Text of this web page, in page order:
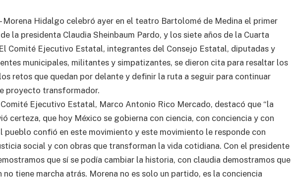
Morena Hidalgo celebró ayer en el teatro Bartolomé de Medina el primer
la presidenta Claudia Sheinbaum Pardo, y los siete años de la Cuarta
Comité Ejecutivo Estatal, integrantes del Consejo Estatal, diputadas y
municipales, militantes y simpatizantes, se dieron cita para resaltar los
retos que quedan por delante y definir la ruta a seguir para continuar
proyecto transformador.
Ejecutivo Estatal, Marco Antonio Rico Mercado, destacó que “la
certeza, que hoy México se gobierna con ciencia, con conciencia y con
pueblo confió en este movimiento y este movimiento le responde con
social y con obras que transforman la vida cotidiana. Con el presidente
que sí se podía cambiar la historia, con claudia demostramos que
tiene marcha atrás. Morena no es solo un partido, es la conciencia